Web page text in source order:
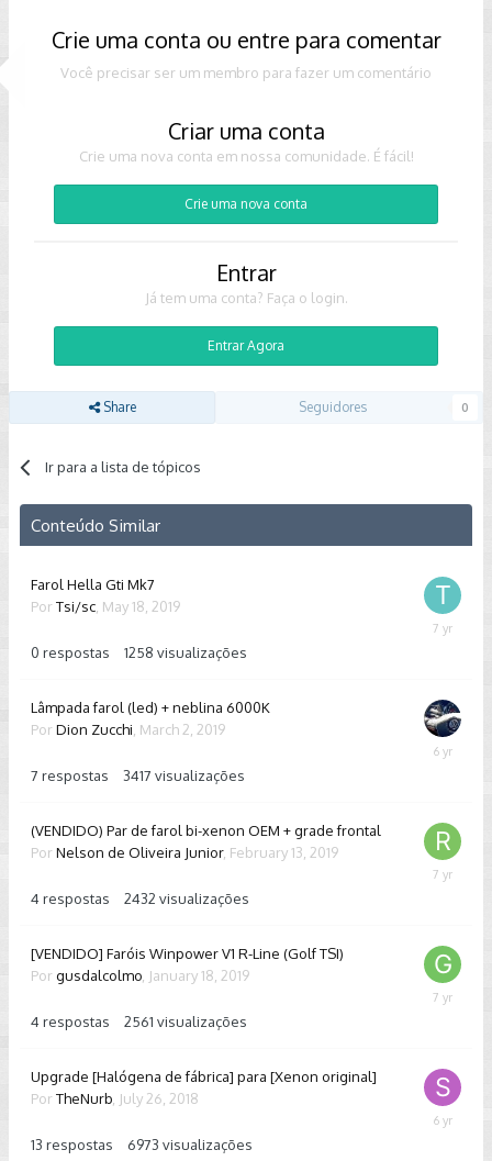
Crie uma conta ou entre para comentar
Você precisar ser um membro para fazer um comentário
Criar uma conta
Crie uma nova conta em nossa comunidade. É fácil!
Crie uma nova conta
Entrar
Já tem uma conta? Faça o login.
Entrar Agora
Share Seguidores 0
Ir para a lista de tópicos
Conteúdo Similar
Farol Hella Gti Mk7
Por Tsi/sc May 18, 2019
0 respostas 1258 visualizações
May
Lâmpada farol (led) + neblina 6000K
Por Dion Zucchi March 2, 2019
7 respostas 3417 visualizações
February
(VENDIDO) Par de farol bi-xenon OEM + grade frontal
Por Nelson de Oliveira Junior, February 13, 2019
4 respostas 2432 visualizações
February
[VENDIDO] Faróis Winpower V1 R-Line (Golf TSI)
Por gusdalcolmo January 18, 2019
4 respostas 2561 visualizações
February
Upgrade [Halógena de fábrica] para [Xenon original]
Por TheNurb July 26, 2018
13 respostas 6973 visualizações
August